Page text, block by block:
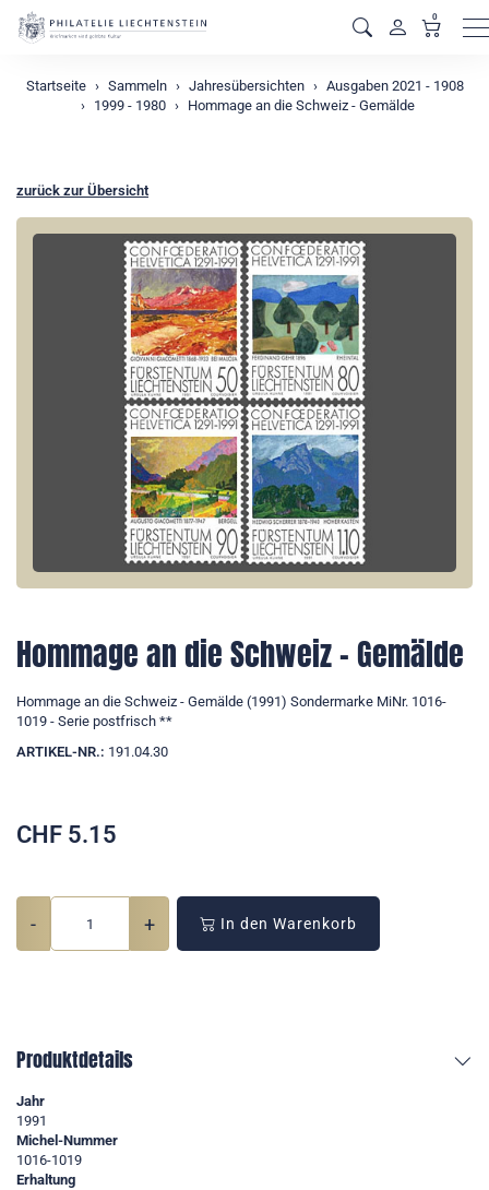
0
Startseite Sammeln Jahresübersichten
Ausgaben 2021 - 1908
1999 - 1980
Hommage an die Schweiz - Gemälde
zurück zur Übersicht
Hommage an die Schweiz - Gemälde
Hommage an die Schweiz - Gemälde (1991) Sondermarke MiNr. 1016-
1019 - Serie postfrisch **
ARTIKEL-NR.: 191.04.30
CHF 5.15
- + In den Warenkorb
Produktdetails
Jahr
1991
Michel-Nummer
1016-1019
Erhaltung